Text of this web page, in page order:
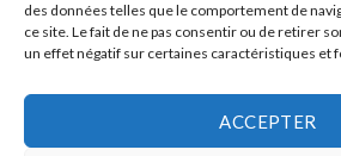
des données telles que le comportement de
ce site. Le fait de ne pas consentir ou de retirer
un effet négatif sur certaines caractéristiques et
ACCEPTER